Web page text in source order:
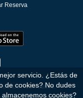
Reserva
Reservados.
servicio. ¿Estás de
de cookies? No dudes
cookies?